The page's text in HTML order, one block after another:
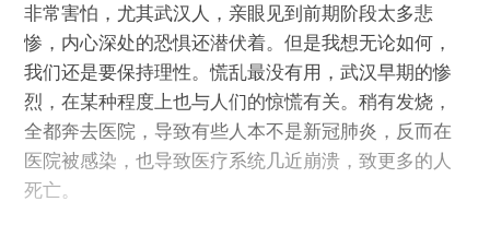
非常害怕，尤其武汉人，亲眼见到前期阶段太多悲
惨，内心深处的恐惧还潜伏着。但是我想无论如何，
我们还是要保持理性。慌乱最没有用，武汉早期的惨
烈，在某种程度上也与人们的惊慌有关。稍有发烧，
全都奔去医院，导致有些人本不是新冠肺炎，反而在
医院被感染，也导致医疗系统几近崩溃，致更多的人
死亡。